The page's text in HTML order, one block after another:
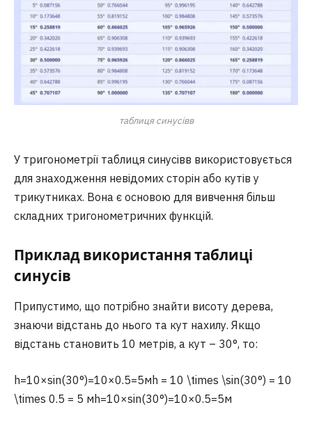
таблиця синусівв
У тригонометрії таблиця синусівв використовується
для знаходження невідомих сторін або кутів у
трикутниках. Вона є основою для вивчення більш
складних тригонометричних функцій.
Приклад використання таблиці
синусів
Припустимо, що потрібно знайти висоту дерева,
знаючи відстань до нього та кут нахилу. Якщо
відстань становить 10 метрів, а кут – 30°, то:
h=10×sin⁡(30°)=10×0.5=5мh = 10 \times \sin(30°) = 10
\times 0.5 = 5 мh=10×sin(30°)=10×0.5=5м